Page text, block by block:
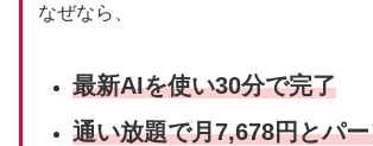
なぜなら、
最新AIを使い30分で完了
通い放題で月7,678円とパ